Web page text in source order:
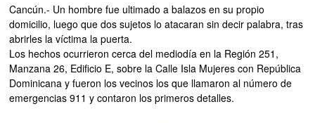
Cancún.- Un hombre fue ultimado a balazos en su propio
domicilio, luego que dos sujetos lo atacaran sin decir palabra, tras
abrirles la víctima la puerta.
Los hechos ocurrieron cerca del mediodía en la Región 251,
Manzana 26, Edificio E, sobre la Calle Isla Mujeres con República
Dominicana y fueron los vecinos los que llamaron al número de
emergencias 911 y contaron los primeros detalles.